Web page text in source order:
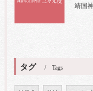
靖国
タグ Tags